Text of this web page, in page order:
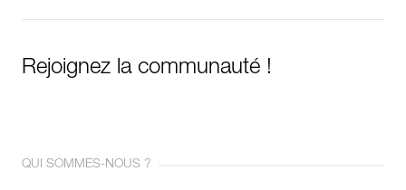
Rejoignez la communauté !
QUI SOMMES-NOUS ?